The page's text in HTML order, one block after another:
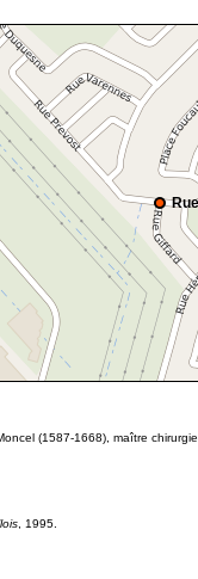
(1587-1668), maître
, 1995.